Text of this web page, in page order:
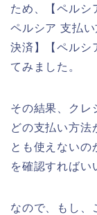
ため、【ペル
ペルシア 支払
決済】【ペルシ
てみました。
その結果、クレ
どの支払い方法
とも使えないの
を確認すればい
なので、もし、